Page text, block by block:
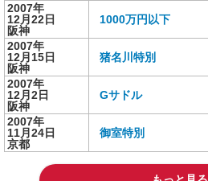
2007年
12月22日
阪神
1000万円以下
2007年
12月15日
阪神
猪名川特別
2007年
12月2日
阪神
Gサドル
2007年
11月24日
京都
御室特別